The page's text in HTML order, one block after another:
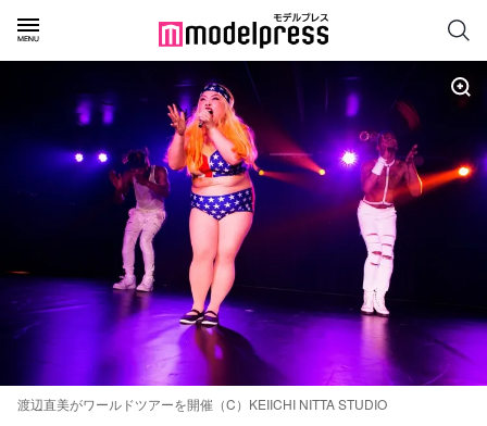
渡辺直美がワールドツアーを開催（C）KEIICHI NITTA STUDIO